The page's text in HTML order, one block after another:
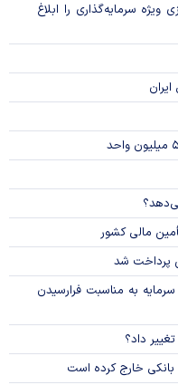
سرمایه‌گذاری را ابلاغ
مالی کشور
به مناسبت فرارسیدن
داد؟
بانکی خارج کرده است